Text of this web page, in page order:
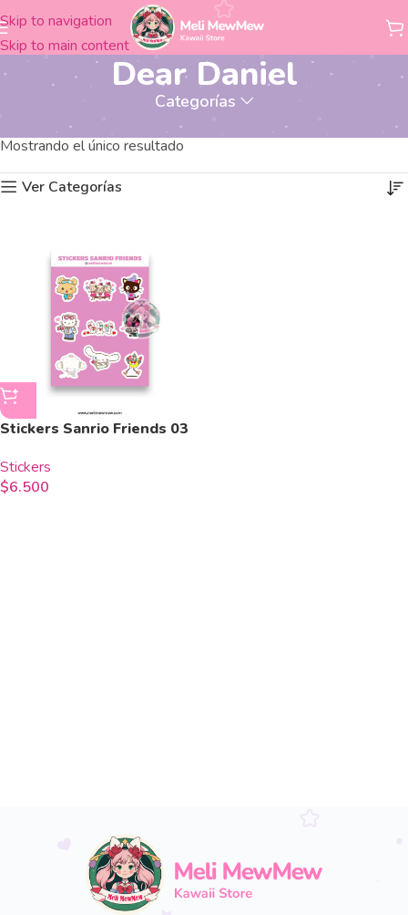
Skip to navigation
Skip to main content
Dear Daniel
Categorías
Productos etiquetados “Dear Daniel”
Mostrando el único resultado
Ver Categorías
Stickers Sanrio Friends 03
Stickers
$6.500